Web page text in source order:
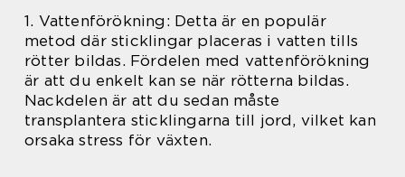
1. Vattenförökning: Detta är en populär
metod där sticklingar placeras i vatten tills
rötter bildas. Fördelen med vattenförökning
är att du enkelt kan se när rötterna bildas.
Nackdelen är att du sedan måste
transplantera sticklingarna till jord, vilket kan
orsaka stress för växten.